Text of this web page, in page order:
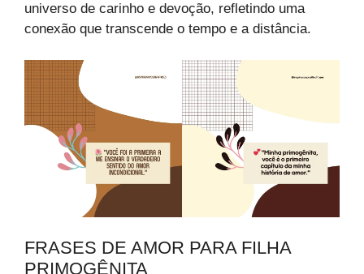
universo de carinho e devoção, refletindo uma
conexão que transcende o tempo e a distância.
FRASES DE AMOR PARA FILHA
PRIMOGÊNITA